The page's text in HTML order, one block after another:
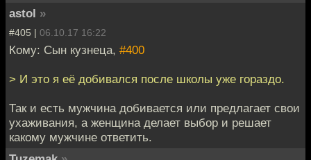
astol »
#405 | 06.10.17 16:22
Кому: Сын кузнеца, #400
> И это я её добивался после школы уже гораздо.
Так и есть мужчина добивается или предлагает свои
ухаживания, а женщина делает выбор и решает
какому мужчине ответить.